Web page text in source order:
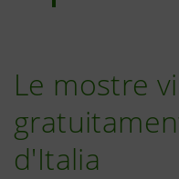
Le mostre
d'Italia